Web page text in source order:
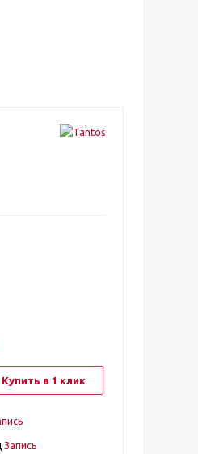
Купить в 1 клик
Запись